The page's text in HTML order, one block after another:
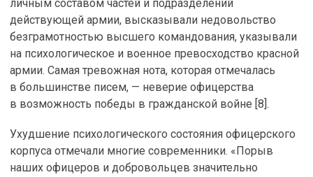
личным составом частей и подразделений
действующей армии, высказывали недовольство
безграмотностью высшего командования, указывали
на психологическое и военное превосходство красной
армии. Самая тревожная нота, которая отмечалась
в большинстве писем, — неверие офицерства
в возможность победы в гражданской войне [8].
Ухудшение психологического состояния офицерского
корпуса отмечали многие современники. «Порыв
наших офицеров и добровольцев значительно